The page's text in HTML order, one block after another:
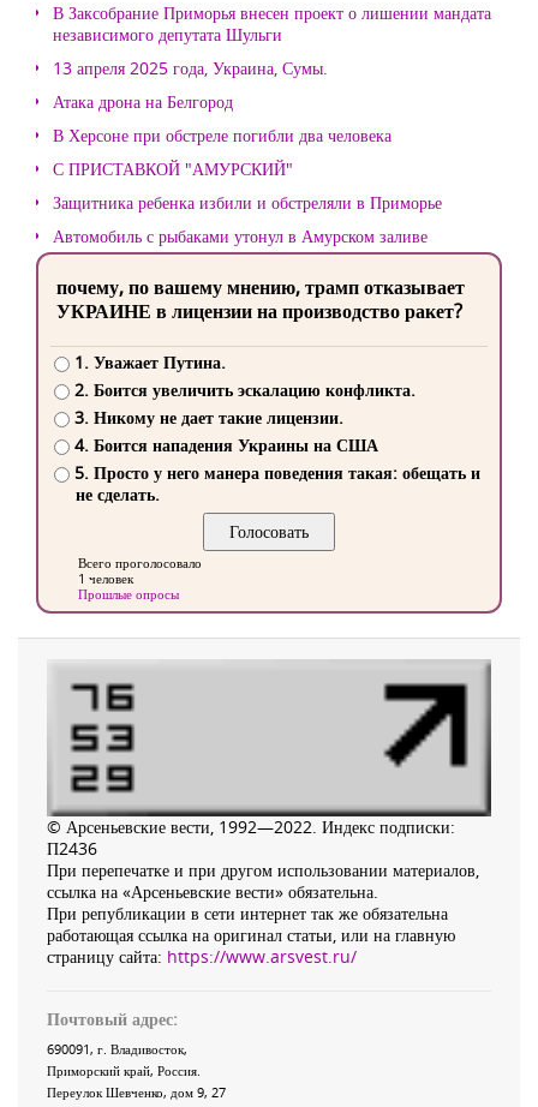
В Заксобрание Приморья внесен проект о лишении мандата
независимого депутата Шульги
13 апреля 2025 года, Украина, Сумы.
Атака дрона на Белгород
В Херсоне при обстреле погибли два человека
С ПРИСТАВКОЙ "АМУРСКИЙ"
Защитника ребенка избили и обстреляли в Приморье
Автомобиль с рыбаками утонул в Амурском заливе
почему, по вашему мнению, трамп отказывает
УКРАИНЕ в лицензии на производство ракет?
1. Уважает Путина.
2. Боится увеличить эскалацию конфликта.
3. Никому не дает такие лицензии.
4. Боится нападения Украины на США
5. Просто у него манера поведения такая: обещать и
не сделать.
Всего проголосовало
1 человек
Прошлые опросы
© Арсеньевские вести, 1992—2022. Индекс подписки:
П2436
При перепечатке и при другом использовании материалов,
ссылка на «Арсеньевские вести» обязательна.
При републикации в сети интернет так же обязательна
работающая ссылка на оригинал статьи, или на главную
страницу сайта: https://www.arsvest.ru/
Почтовый адрес:
690091, г. Владивосток,
Приморский край, Россия
Переулок Шевченко, дом 9, 27